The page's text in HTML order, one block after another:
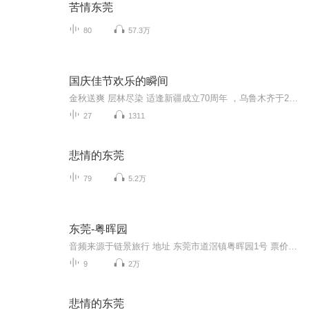
苦情东莞
80 57.3万
国庆佳节欢乐的瞬间
27 1311
悲情的东莞
79 5.2万
东莞-粤晖园
9 2万
悲情的东莞